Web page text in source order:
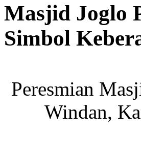
Masjid Joglo
Simbol
Peresmian
Windan,